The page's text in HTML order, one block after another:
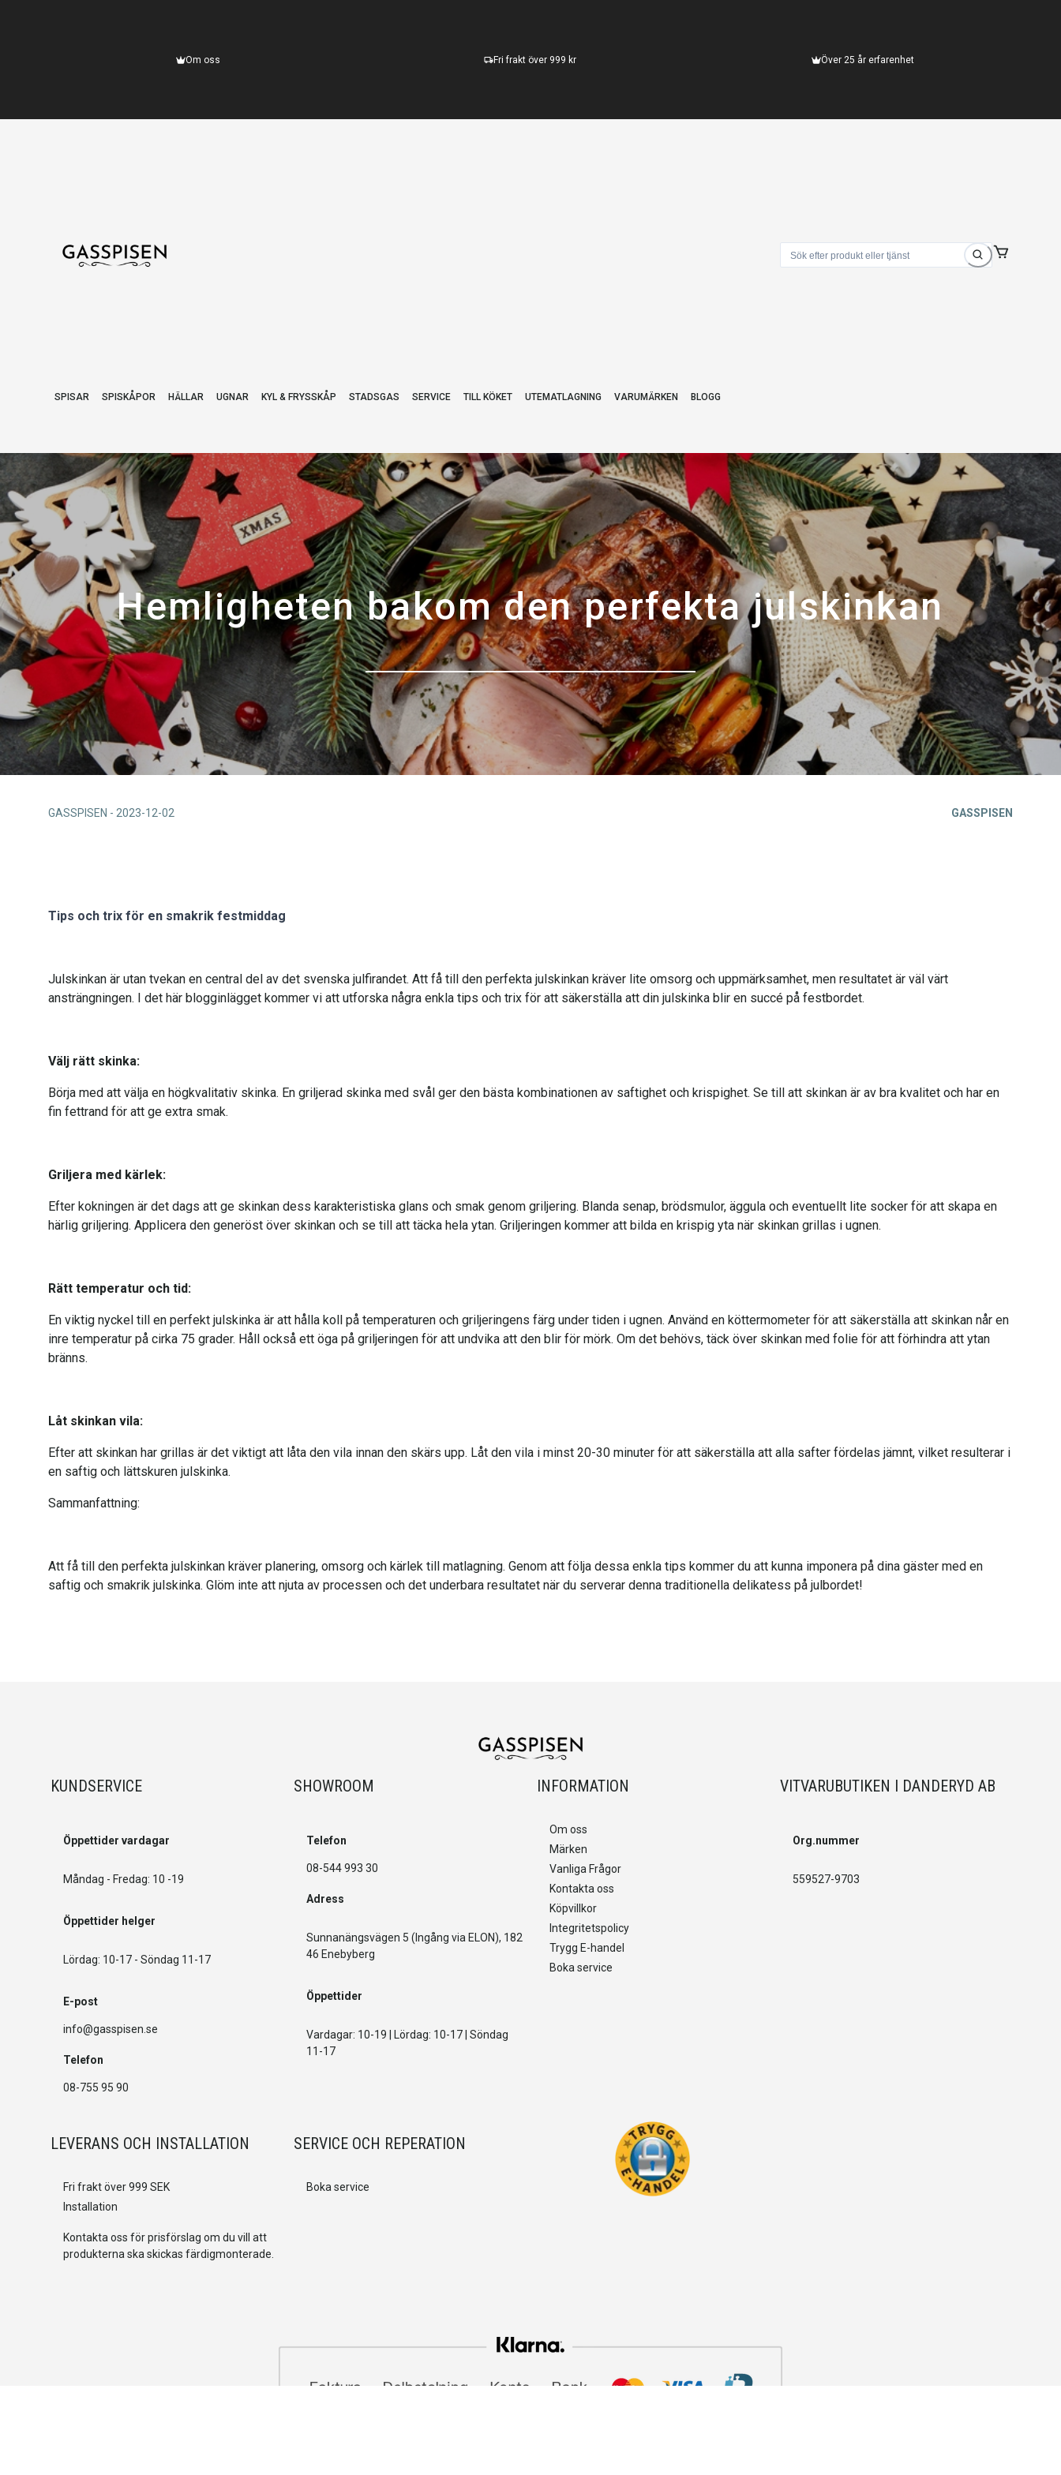
Om oss Fri frakt över 999 kr Över 25 år erfarenhet
SPISAR SPISKÅPOR HÄLLAR UGNAR KYL & FRYSSKÅP STADSGAS SERVICE TILL KÖKET UTEMATLAGNING VARUMÄRKEN BLOGG
Hemligheten bakom den perfekta julskinkan
GASSPISEN - 2023-12-02 GASSPISEN
Tips och trix för en smakrik festmiddag
Julskinkan är utan tvekan en central del av det svenska julfirandet. Att få till den perfekta julskinkan kräver lite omsorg och uppmärksamhet, men resultatet är väl värt
ansträngningen. I det här blogginlägget kommer vi att utforska några enkla tips och trix för att säkerställa att din julskinka blir en succé på festbordet.
Välj rätt skinka:
Börja med att välja en högkvalitativ skinka. En griljerad skinka med svål ger den bästa kombinationen av saftighet och krispighet. Se till att skinkan är av bra kvalitet och har en
fin fettrand för att ge extra smak.
Griljera med kärlek:
Efter kokningen är det dags att ge skinkan dess karakteristiska glans och smak genom griljering. Blanda senap, brödsmulor, äggula och eventuellt lite socker för att skapa en
härlig griljering. Applicera den generöst över skinkan och se till att täcka hela ytan. Griljeringen kommer att bilda en krispig yta när skinkan grillas i ugnen.
Rätt temperatur och tid:
En viktig nyckel till en perfekt julskinka är att hålla koll på temperaturen och griljeringens färg under tiden i ugnen. Använd en köttermometer för att säkerställa att skinkan når en
inre temperatur på cirka 75 grader. Håll också ett öga på griljeringen för att undvika att den blir för mörk. Om det behövs, täck över skinkan med folie för att förhindra att ytan
bränns.
Låt skinkan vila:
Efter att skinkan har grillas är det viktigt att låta den vila innan den skärs upp. Låt den vila i minst 20-30 minuter för att säkerställa att alla safter fördelas jämnt, vilket resulterar i
en saftig och lättskuren julskinka.
Sammanfattning:
Att få till den perfekta julskinkan kräver planering, omsorg och kärlek till matlagning. Genom att följa dessa enkla tips kommer du att kunna imponera på dina gäster med en
saftig och smakrik julskinka. Glöm inte att njuta av processen och det underbara resultatet när du serverar denna traditionella delikatess på julbordet!
KUNDSERVICE
Öppettider vardagar
Måndag - Fredag: 10 -19
Öppettider helger
Lördag: 10-17 - Söndag 11-17
E-post
info@gasspisen.se
Telefon
08-755 95 90
SHOWROOM
Telefon
08-544 993 30
Adress
Sunnanängsvägen 5 (Ingång via ELON), 182
46 Enebyberg
Öppettider
Vardagar: 10-19 | Lördag: 10-17 | Söndag
11-17
INFORMATION
Om oss
Märken
Vanliga Frågor
Kontakta oss
Köpvillkor
Integritetspolicy
Trygg E-handel
Boka service
VITVARUBUTIKEN I DANDERYD AB
Org.nummer
559527-9703
LEVERANS OCH INSTALLATION
Fri frakt över 999 SEK
Installation
Kontakta oss för prisförslag om du vill att
produkterna ska skickas färdigmonterade.
SERVICE OCH REPERATION
Boka service